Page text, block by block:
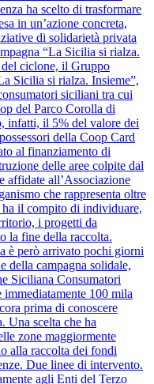
ha scelto di trasformare
in un’azione concreta,
di solidarietà privata
“La Sicilia si rialza.
ciclone, il Gruppo
Sicilia si rialza. Insieme”,
siciliani tra cui
del Parco Corolla di
infatti, il 5% del valore dei
della Coop Card
al finanziamento di
delle aree colpite dal
affidate all’Associazione
che rappresenta oltre
il compito di individuare,
i progetti da
la fine della raccolta.
è però arrivato pochi giorni
della campagna solidale,
Siciliana Consumatori
100 mila
prima di conoscere
Una scelta che ha
zone maggiormente
alla raccolta dei fondi
Due linee di intervento.
agli Enti del Terzo